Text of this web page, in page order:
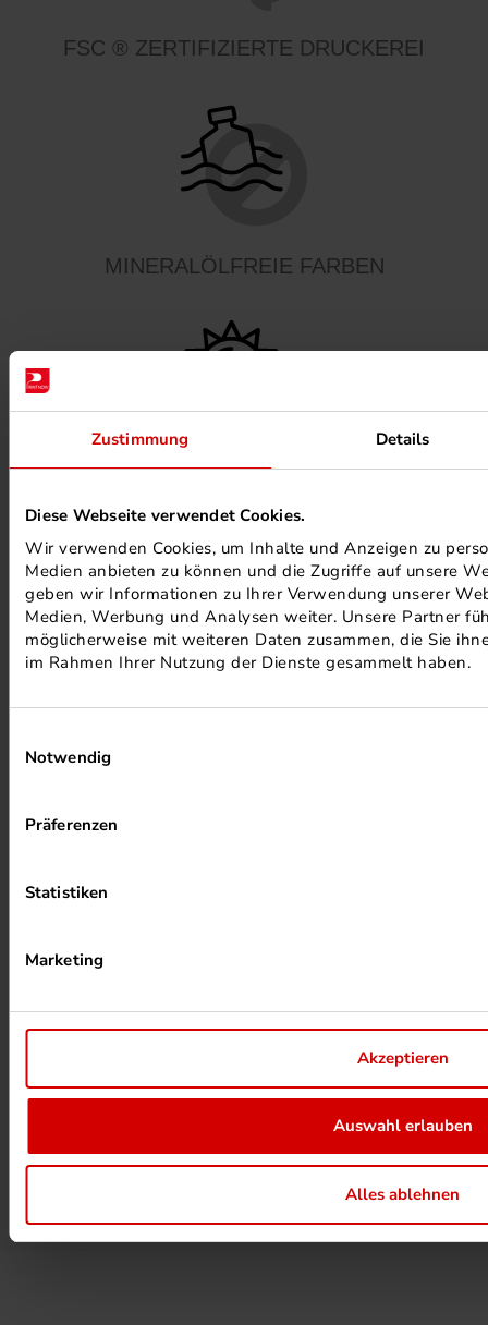
Zustimmung Details
Diese Webseite verwendet Cookies.
Wir verwenden Cookies, um Inhalte und Anzeigen zu
Medien anbieten zu können und die Zugriffe auf unsere
geben wir Informationen zu Ihrer Verwendung unserer
Medien, Werbung und Analysen weiter. Unsere Partner
möglicherweise mit weiteren Daten zusammen, die Sie
im Rahmen Ihrer Nutzung der Dienste gesammelt haben.
Notwendig
Präferenzen
Statistiken
Marketing
Akzeptieren
Auswahl erlauben
Alles ablehnen
FSC ® ZERTIFIZIERTE DRUCKEREI
MINERALÖLFREIE FARBEN
ALKOHOLFREIER DRUCK